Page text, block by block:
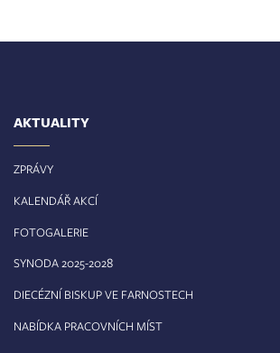
AKTUALITY
ZPRÁVY
KALENDÁŘ AKCÍ
FOTOGALERIE
SYNODA 2025-2028
DIECÉZNÍ BISKUP VE FARNOSTECH
NABÍDKA PRACOVNÍCH MÍST